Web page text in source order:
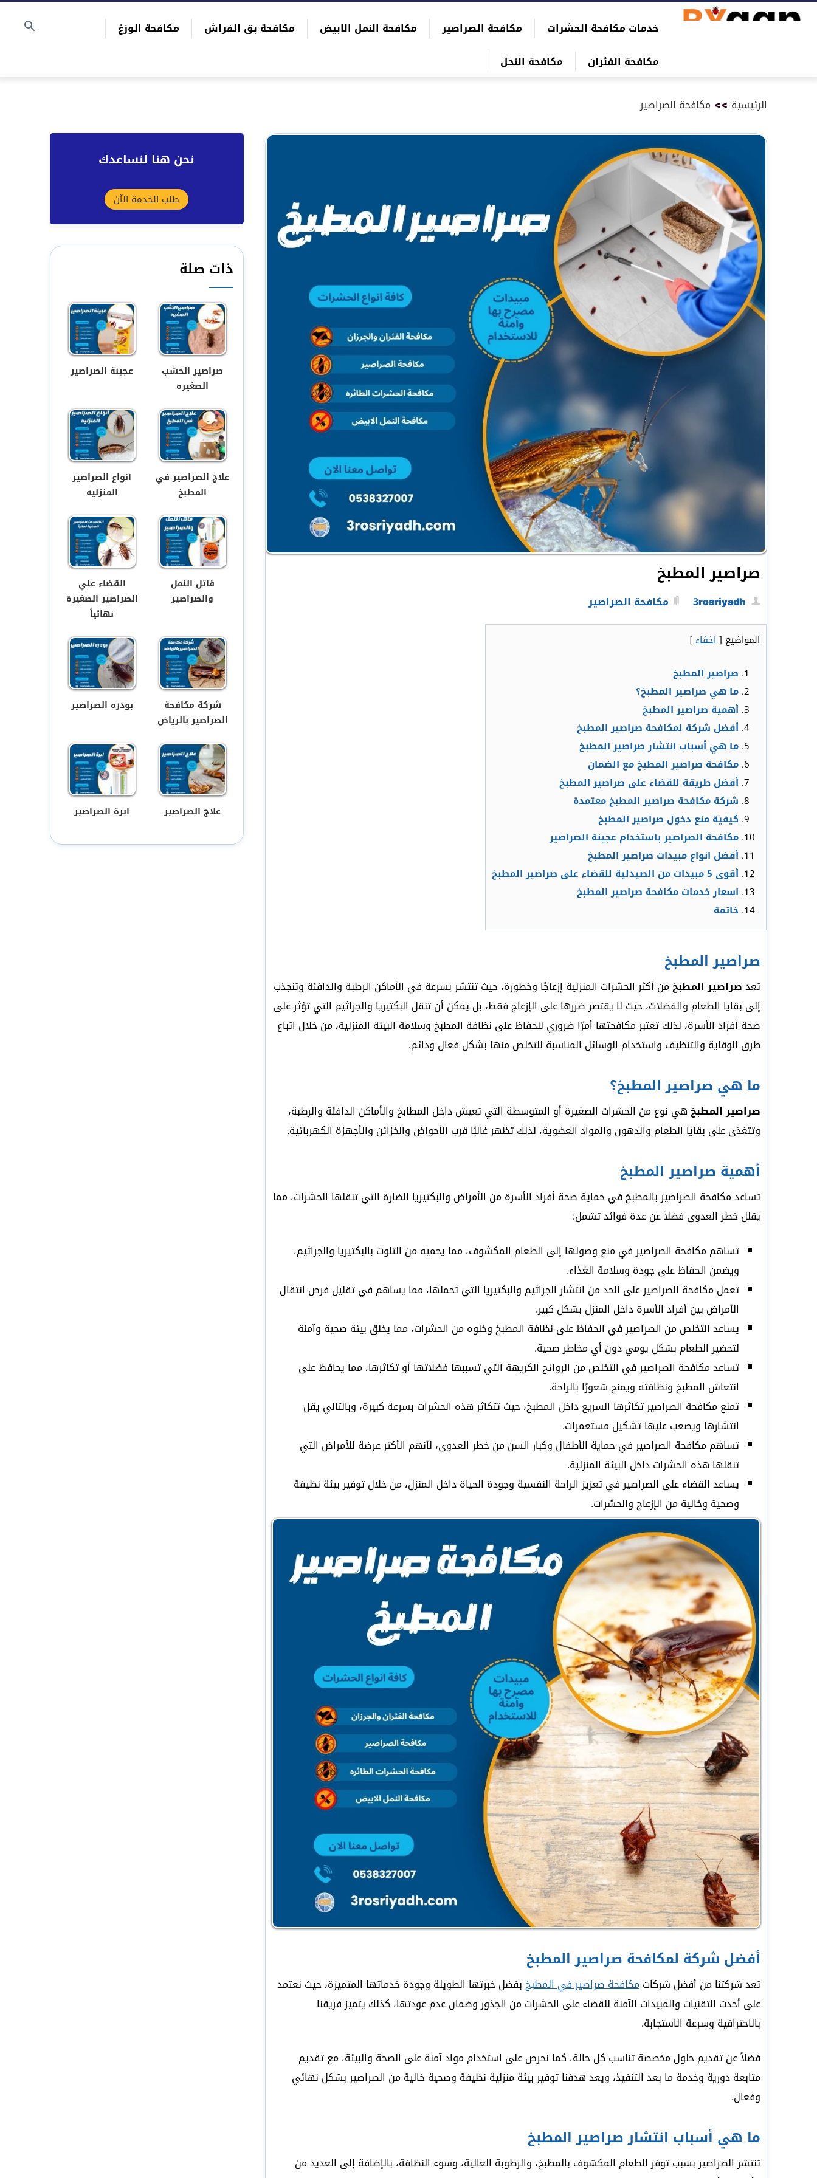
التجاوز
خدمات مكافحة الحشرات مكافحة الصراصير مكافحة النمل الابيض مكافحة بق الفراش
مكافحة الوزغ
مكافحة الفئران
مكافحة النحل
الرئيسية >> مكافحة الصراصير
صراصير المطبخ
3rosriyadh مكافحة الصراصير
المواضيع [اخفاء]
صراصير المطبخ
ما هي صراصير المطبخ؟
أهمية صراصير المطبخ
أفضل شركة لمكافحة صراصير المطبخ
ما هي أسباب انتشار صراصير المطبخ
مكافحة صراصير المطبخ مع الضمان
أفضل طريقة للقضاء على صراصير المطبخ
شركة مكافحة صراصير المطبخ معتمدة
كيفية منع دخول صراصير المطبخ
مكافحة الصراصير باستخدام عجينة الصراصير
أفضل انواع مبيدات صراصير المطبخ
أقوى 5 مبيدات من الصيدلية للقضاء على صراصير المطبخ
اسعار خدمات مكافحة صراصير المطبخ
خاتمة
صراصير المطبخ
تعدصراصير المطبخمن أكثر الحشرات المنزلية إزعاجًا وخطورة، حيث تنتشر بسرعة في الأماكن الرطبة والدافئة وتنجذب
إلى بقايا الطعام والفضلات، حيث لا يقتصر ضررها على الإزعاج فقط، بل يمكن أن تنقل البكتيريا والجراثيم التي تؤثر على
صحة أفراد الأسرة، لذلك تعتبر مكافحتها أمرًا ضروري للحفاظ على نظافة المطبخ وسلامة البيئة المنزلية، من خلال اتباع
طرق الوقاية والتنظيف واستخدام الوسائل المناسبة للتخلص منها بشكل فعال ودائم.
ما هي صراصير المطبخ؟
صراصير المطبخهي نوع من الحشرات الصغيرة أو المتوسطة التي تعيش داخل المطابخ والأماكن الدافئة والرطبة،
وتتغذى على بقايا الطعام والدهون والمواد العضوية، لذلك تظهر غالبًا قرب الأحواض والخزائن والأجهزة الكهربائية.
أهمية صراصير المطبخ
تساعد مكافحة الصراصير بالمطبخ في حماية صحة أفراد الأسرة من الأمراض والبكتيريا الضارة التي تنقلها الحشرات، مما
يقلل خطر العدوى فضلاً عن عدة فوائد تشمل:
تساهم مكافحة الصراصير في منع وصولها إلى الطعام المكشوف، مما يحميه من التلوث بالبكتيريا والجراثيم،
ويضمن الحفاظ على جودة وسلامة الغذاء.
تعمل مكافحة الصراصير على الحد من انتشار الجراثيم والبكتيريا التي تحملها، مما يساهم في تقليل فرص انتقال
الأمراض بين أفراد الأسرة داخل المنزل بشكل كبير.
يساعد التخلص من الصراصير في الحفاظ على نظافة المطبخ وخلوه من الحشرات، مما يخلق بيئة صحية وآمنة
لتحضير الطعام بشكل يومي دون أي مخاطر صحية.
تساعد مكافحة الصراصير في التخلص من الروائح الكريهة التي تسببها فضلاتها أو تكاثرها، مما يحافظ على
انتعاش المطبخ ونظافته ويمنح شعورًا بالراحة.
تمنع مكافحة الصراصير تكاثرها السريع داخل المطبخ، حيث تتكاثر هذه الحشرات بسرعة كبيرة، وبالتالي يقل
انتشارها ويصعب عليها تشكيل مستعمرات.
تساهم مكافحة الصراصير في حماية الأطفال وكبار السن من خطر العدوى، لأنهم الأكثر عرضة للأمراض التي
تنقلها هذه الحشرات داخل البيئة المنزلية.
يساعد القضاء على الصراصير في تعزيز الراحة النفسية وجودة الحياة داخل المنزل، من خلال توفير بيئة نظيفة
وصحية وخالية من الإزعاج والحشرات.
أفضل شركة لمكافحة صراصير المطبخ
تعد شركتنا من أفضل شركاتمكافحة صراصير في المطبخبفضل خبرتها الطويلة وجودة خدماتها المتميزة، حيث نعتمد
على أحدث التقنيات والمبيدات الآمنة للقضاء على الحشرات من الجذور وضمان عدم عودتها، كذلك يتميز فريقنا
بالاحترافية وسرعة الاستجابة.
فضلاً عن تقديم حلول مخصصة تناسب كل حالة، كما نحرص على استخدام مواد آمنة على الصحة والبيئة، مع تقديم
متابعة دورية وخدمة ما بعد التنفيذ، ويعد هدفنا توفير بيئة منزلية نظيفة وصحية خالية من الصراصير بشكل نهائي
وفعال.
ما هي أسباب انتشار صراصير المطبخ
تنتشر الصراصير بسبب توفر الطعام المكشوف بالمطبخ، والرطوبة العالية، وسوء النظافة، بالإضافة إلى العديد من
نحن هنا لنساعدك
طلب الخدمة الآن
ذات صلة
صراصير الخشب
الصغيره
عجينة الصراصير
علاج الصراصير في
المطبخ
أنواع الصراصير
المنزليه
قاتل النمل
والصراصير
القضاء علي
الصراصير الصغيرة
نهائياً
شركة مكافحة
الصراصير بالرياض
بودره الصراصير
علاج الصراصير ابرة الصراصير